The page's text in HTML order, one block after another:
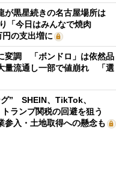
が黒星続きの名古屋場所は
「今日はみんなで焼肉
の支出増に
変調 「ボンドロ」は依然品
量流通し一部で値崩れ 「選
” SHEIN、TikTok、
ランプ関税の回避を狙う
参入・土地取得への懸念も